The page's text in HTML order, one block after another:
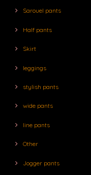
Sarouel pants
Half pants
Skirt
leggings
stylish pants
wide pants
line pants
Other
Jogger pants